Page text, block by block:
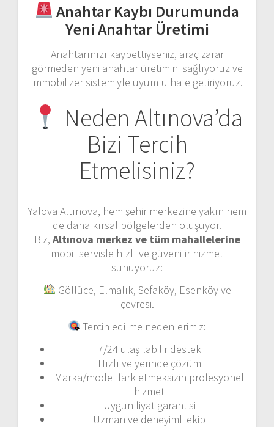
Anahtar Kaybı Durumunda
Yeni Anahtar Üretimi
Anahtarınızı kaybettiyseniz, araç zarar
görmeden yeni anahtar üretimini sağlıyoruz ve
immobilizer sistemiyle uyumlu hale getiriyoruz.
Neden Altınova’da
Bizi Tercih
Etmelisiniz?
Yalova Altınova, hem şehir merkezine yakın hem
de daha kırsal bölgelerden oluşuyor.
Biz, Altınova merkez ve tüm mahallelerine
mobil servisle hızlı ve güvenilir hizmet
sunuyoruz:
Göllüce, Elmalık, Sefaköy, Esenköy ve
çevresi.
Tercih edilme nedenlerimiz:
7/24 ulaşılabilir destek
Hızlı ve yerinde çözüm
Marka/model fark etmeksizin profesyonel
hizmet
Uygun fiyat garantisi
Uzman ve deneyimli ekip